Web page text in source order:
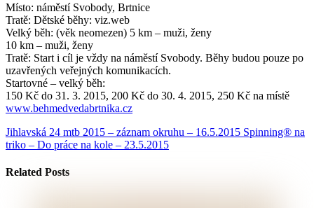
Místo: náměstí Svobody, Brtnice
Tratě: Dětské běhy: viz.web
Velký běh: (věk neomezen) 5 km – muži, ženy
10 km – muži, ženy
Tratě: Start i cíl je vždy na náměstí Svobody. Běhy budou pouze po
uzavřených veřejných komunikacích.
Startovné – velký běh:
150 Kč do 31. 3. 2015, 200 Kč do 30. 4. 2015, 250 Kč na místě
www.behmedvedabrtnika.cz
Jihlavská 24 mtb 2015 – záznam okruhu – 16.5.2015 Spinning® na
triko – Do práce na kole – 23.5.2015
Related Posts